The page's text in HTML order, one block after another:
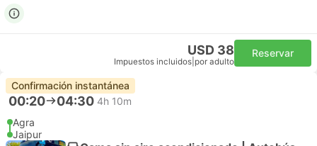
USD 38
Impuestos incluidos por adulto
Reservar
Confirmación instantánea
00:20 04:30 4h 10m
Agra
Jaipur